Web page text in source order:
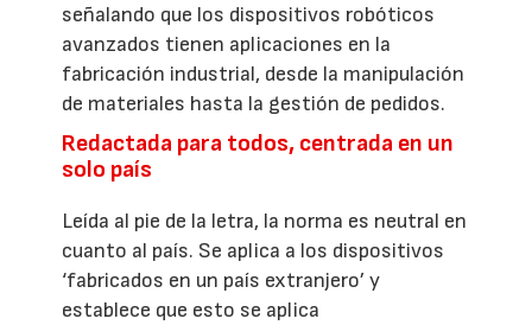
señalando que los dispositivos robóticos
avanzados tienen aplicaciones en la
fabricación industrial, desde la manipulación
de materiales hasta la gestión de pedidos.
Redactada para todos, centrada en un
solo país
Leída al pie de la letra, la norma es neutral en
cuanto al país. Se aplica a los dispositivos
‘fabricados en un país extranjero’ y
establece que esto se aplica